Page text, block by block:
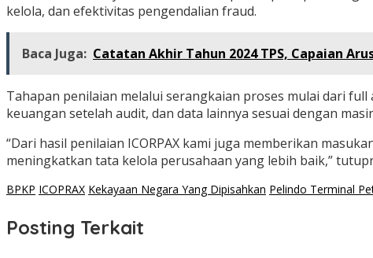
kelola, dan efektivitas pengendalian fraud.
Baca Juga: Catatan Akhir Tahun 2024 TPS, Capaian
Tahapan penilaian melalui serangkaian proses mulai dari
keuangan setelah audit, dan data lainnya sesuai dengan
“Dari hasil penilaian ICORPAX kami juga memberikan
meningkatkan tata kelola perusahaan yang lebih baik,”
BPKP ICOPRAX Kekayaan Negara Yang Dipisahkan Pelindo Terminal
Posting Terkait